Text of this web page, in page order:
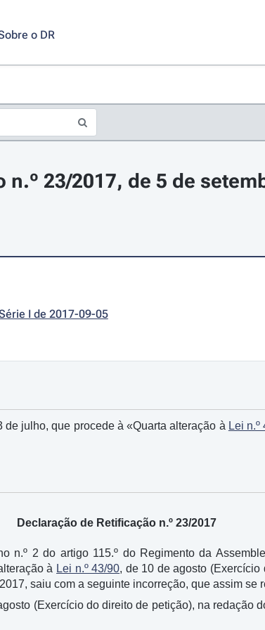
o DR
23/2017, de 5 de
I de 2017-09-05
de julho, que procede à «Quarta alteração à Lei n.º
Declaração de Retificação n.º 23/2017
n.º 2 do artigo 115.º do Regimento da
à Lei n.º 43/90, de 10 de agosto
saiu com a seguinte incorreção, que assim se
(Exercício do direito de petição), na redação